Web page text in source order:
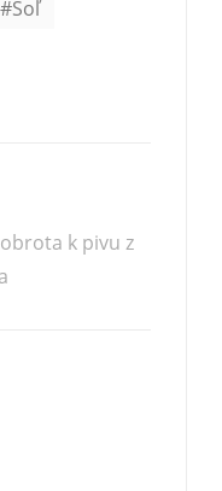
Soľ
k pivu z